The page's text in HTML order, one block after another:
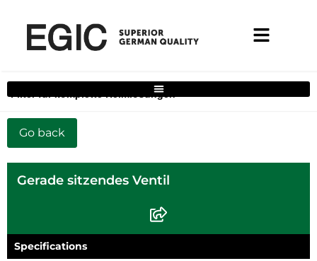
Filter für komplette Heimlösungen
Gerade sitzendes Ventil
Specifications